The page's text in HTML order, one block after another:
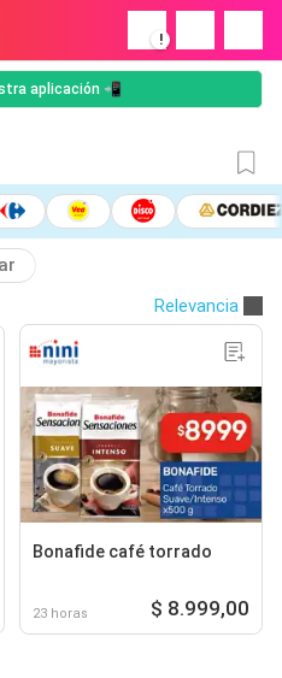
!
aplicación 📲
Relevancia
Bonafide café torrado
23 horas $ 8.999,00